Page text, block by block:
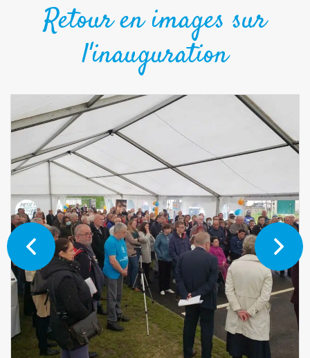
Retour en images sur
l'inauguration